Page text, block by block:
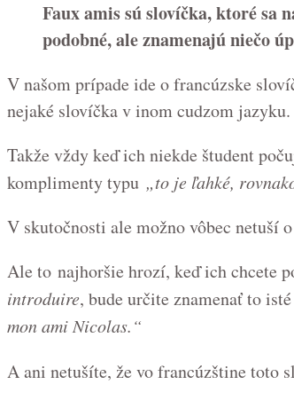
Faux amis sú slovíčka, ktoré sa
podobné, ale znamenajú niečo
V našom prípade ide o francúzske
nejaké slovíčka v inom cudzom jazyku.
Takže vždy keď ich niekde študent
komplimenty typu „to je ľahké,
V skutočnosti ale možno vôbec netuší
Ale to najhoršie hrozí, keď ich chcete
introduire, bude určite znamenať to
mon ami Nicolas.“
A ani netušíte, že vo francúzštine toto